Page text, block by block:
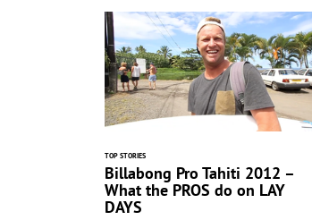
TOP STORIES
Billabong Pro Tahiti 2012 –
What the PROS do on LAY
DAYS